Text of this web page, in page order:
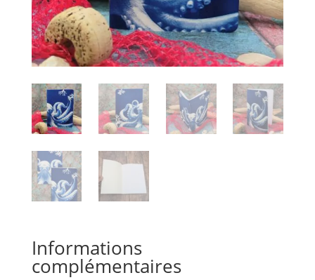
Informations
complémentaires